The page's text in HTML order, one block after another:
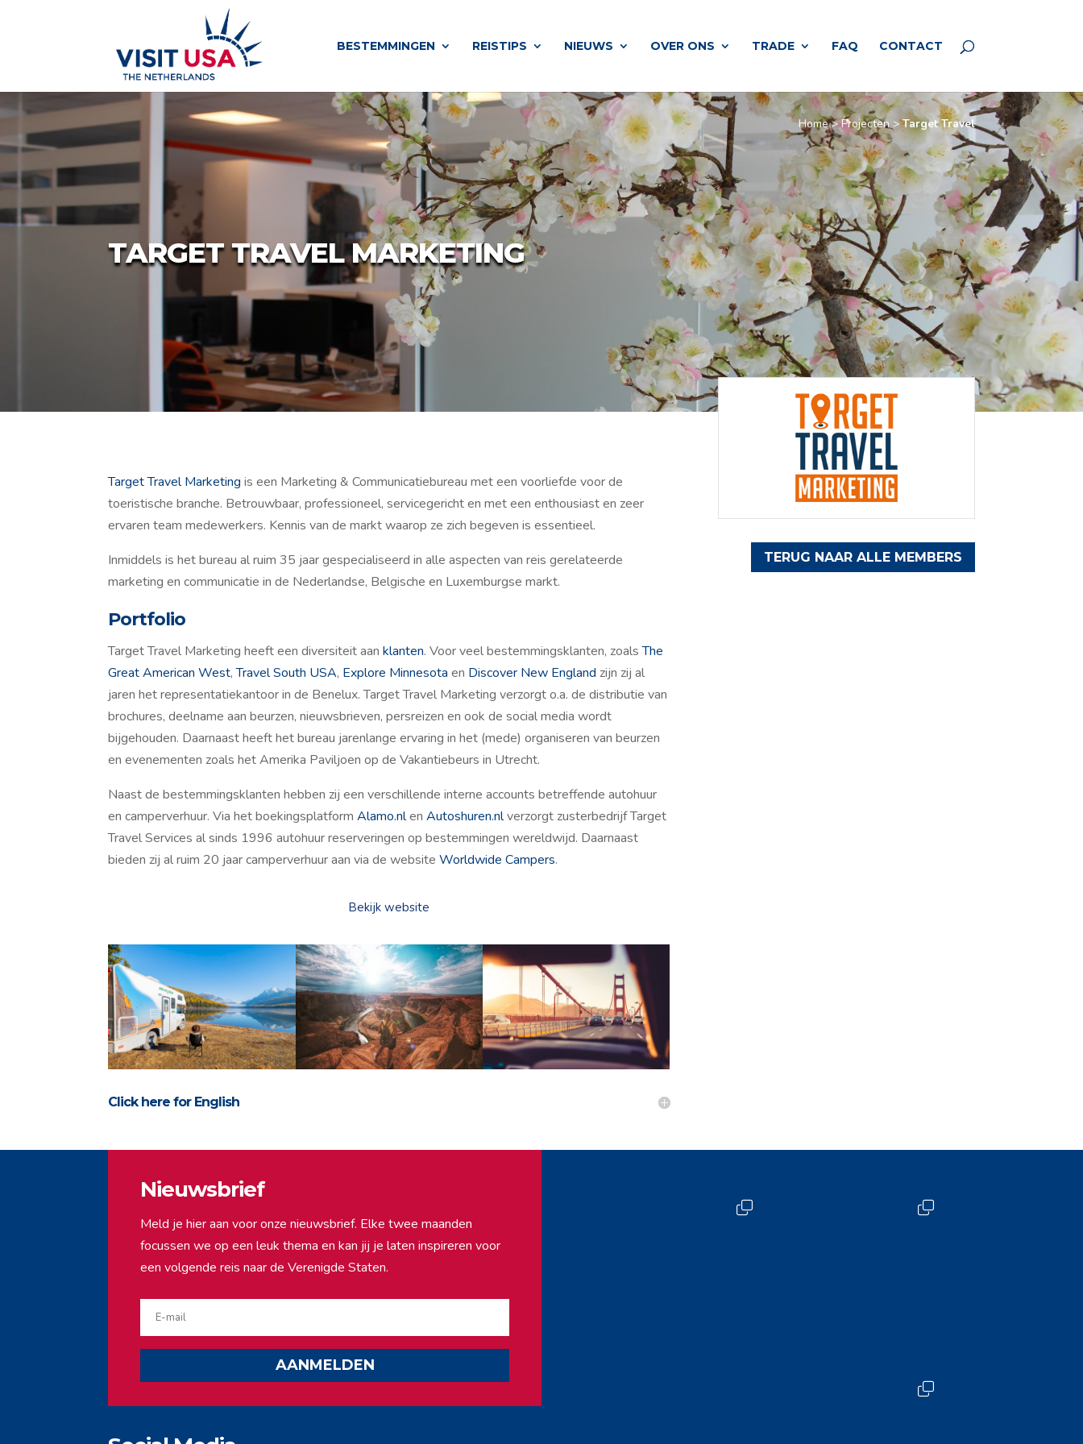
BESTEMMINGEN REISTIPS NIEUWS OVER ONS TRADE FAQ CONTACT
Home>Projecten>Target Travel
TARGET TRAVEL MARKETING
Target Travel Marketing is een Marketing & Communicatiebureau met een voorliefde voor de
toeristische branche. Betrouwbaar, professioneel, servicegericht en met een enthousiast en zeer
ervaren team medewerkers. Kennis van de markt waarop ze zich begeven is essentieel.
Inmiddels is het bureau al ruim 35 jaar gespecialiseerd in alle aspecten van reis gerelateerde
marketing en communicatie in de Nederlandse, Belgische en Luxemburgse markt.
Portfolio
Target Travel Marketing heeft een diversiteit aanklanten. Voor veel bestemmingsklanten, zoalsThe
Great American West,Travel South USA, Explore Minnesotaen Discover New England zijn zij al
jaren het representatiekantoor in de Benelux. Target Travel Marketing verzorgt o.a. de distributie van
brochures, deelname aan beurzen, nieuwsbrieven, persreizen en ook de social media wordt
bijgehouden. Daarnaast heeft het bureau jarenlange ervaring in het (mede) organiseren van beurzen
en evenementen zoals het Amerika Paviljoen op de Vakantiebeurs in Utrecht.
Naast de bestemmingsklanten hebben zij een verschillende interne accounts betreffende autohuur
en camperverhuur. Via het boekingsplatformAlamo.nlenAutoshuren.nlverzorgt zusterbedrijf Target
Travel Services al sinds 1996 autohuur reserveringen op bestemmingen wereldwijd. Daarnaast
bieden zij al ruim 20 jaar camperverhuur aan via de websiteWorldwide Campers.
Bekijk website
Click here for English
TERUG NAAR ALLE MEMBERS
Nieuwsbrief
Meld je hier aan voor onze nieuwsbrief. Elke twee maanden
focussen we op een leuk thema en kan jij je laten inspireren voor
een volgende reis naar de Verenigde Staten.
AANMELDEN